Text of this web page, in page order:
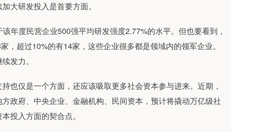
大研发投入是首要方面。
年度民营企业500强平均研发强度2.77%的水平。但也要看到，
，超过10%的有14家，这些企业很多都是领域内的领军企业。
发力。
也仅是一个方面，还应该吸取更多社会资本参与进来。近期，
政府、中央企业、金融机构、民间资本，预计将撬动万亿级社
投入方面的契合点。